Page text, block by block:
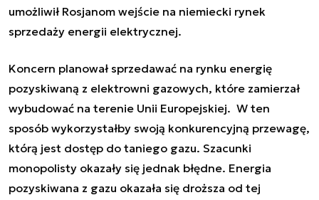
umożliwił Rosjanom wejście na niemiecki rynek
sprzedaży energii elektrycznej.
Koncern planował sprzedawać na rynku energię
pozyskiwaną z elektrowni gazowych, które zamierzał
wybudować na terenie Unii Europejskiej. W ten
sposób wykorzystałby swoją konkurencyjną przewagę,
którą jest dostęp do taniego gazu. Szacunki
monopolisty okazały się jednak błędne. Energia
pozyskiwana z gazu okazała się droższa od tej